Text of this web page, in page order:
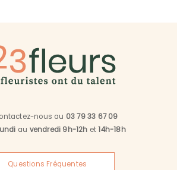
nous au 03 79 33 67 09
au vendredi 9h-12h et14h-18h
Questions Fréquentes